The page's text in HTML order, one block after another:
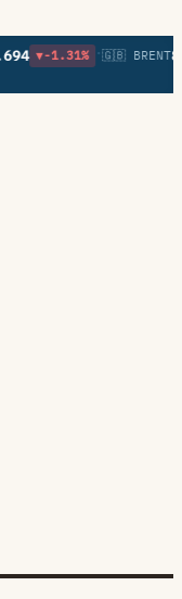
▼-1.31% •🇬🇧 BRENT